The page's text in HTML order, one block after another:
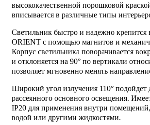
высококачественной порошковой
вписывается в различные типы
Светильник быстро и надежно крепится
ORIENT с помощью магнитов и
Корпус светильника поворачивается
и отклоняется на 90° по вертикали
позволяет мгновенно менять
Широкий угол излучения 110° подойдет
рассеянного основного освещения.
IP20 для применения внутри помещений,
водой или другими жидкостями.